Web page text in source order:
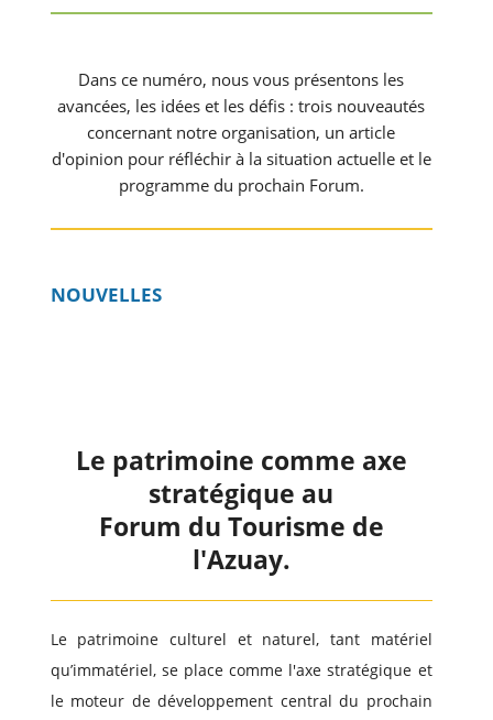
Dans ce numéro, nous vous présentons les
avancées, les idées et les défis : trois nouveautés
concernant notre organisation, un article
d'opinion pour réfléchir à la situation actuelle et le
programme du prochain Forum.
NOUVELLES
Le patrimoine comme axe
stratégique au
Forum du Tourisme de
l'Azuay.
Le patrimoine culturel et naturel, tant matériel
qu’immatériel, se place comme l'axe stratégique et
le moteur de développement central du prochain